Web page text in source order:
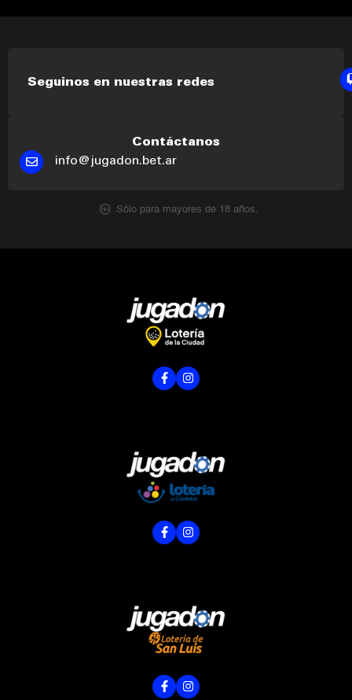
Seguinos en nuestras redes
Contáctanos
info@jugadon.bet.ar
Sólo para mayores de 18 años.